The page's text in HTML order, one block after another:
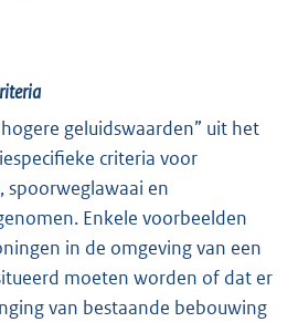
geluidswaarden” uit het
criteria voor
spoorweglawaai en
Enkele voorbeelden
in de omgeving van een
moeten worden of dat er
van bestaande bebouwing